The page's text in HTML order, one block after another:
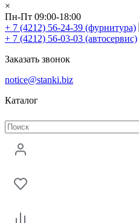
×
Пн-Пт 09:00-18:00
+ 7 (4212) 56-24-39 (фурнитура)
+ 7 (4212) 56-03-03 (автосервис)
Заказать звонок
notice@stanki.biz
Каталог